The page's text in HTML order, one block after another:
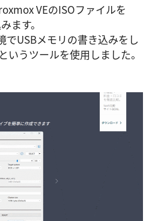
VEのISOファイルを
ます。
USBメモリの書き込みをし
いうツールを使用しました。